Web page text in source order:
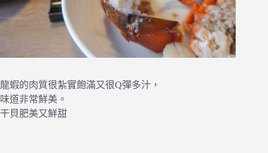
龍蝦的肉質很紮實飽滿又很Q彈多汁，
味道非常鮮美。
干貝肥美又鮮甜